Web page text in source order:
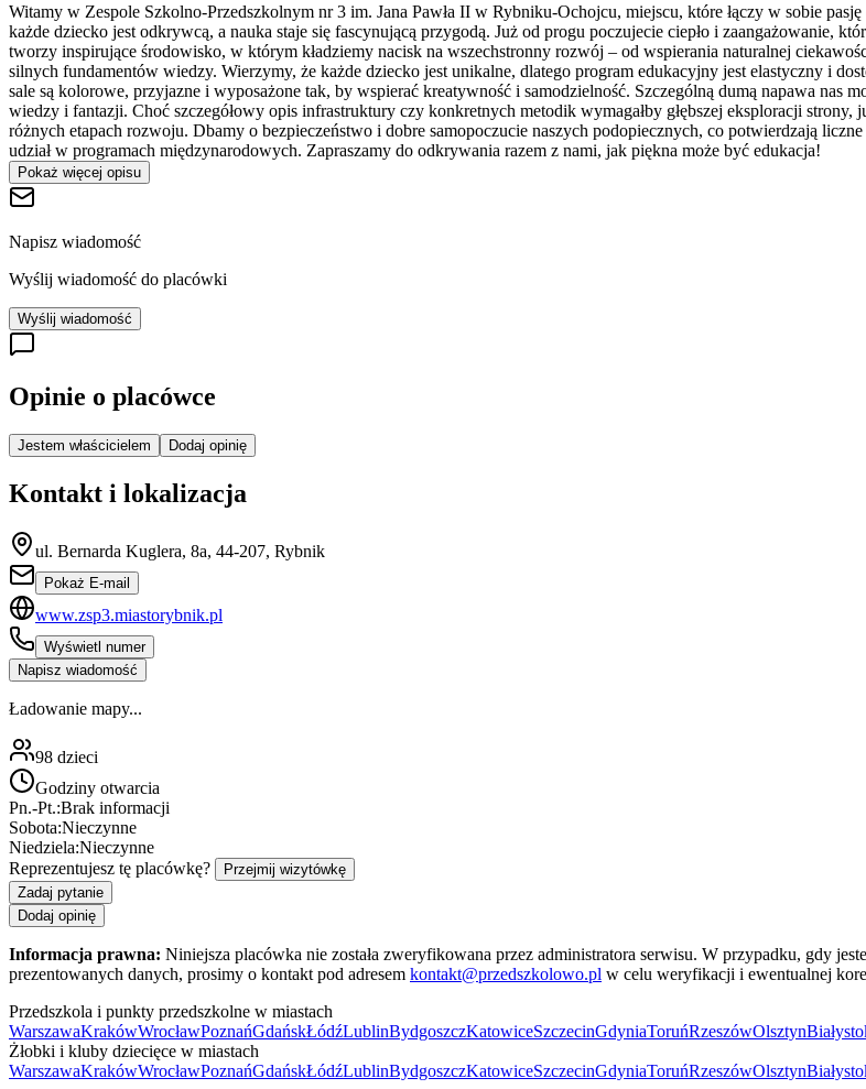
Witamy w Zespole Szkolno-Przedszkolnym nr 3 im. Jana Pawła II w Rybniku-Ochojcu, miejscu, które łączy w sobie
każde dziecko jest odkrywcą, a nauka staje się fascynującą przygodą. Już od progu poczujecie ciepło i zaangażowanie,
tworzy inspirujące środowisko, w którym kładziemy nacisk na wszechstronny rozwój – od wspierania naturalnej
silnych fundamentów wiedzy. Wierzymy, że każde dziecko jest unikalne, dlatego program edukacyjny jest elastyczny i
sale są kolorowe, przyjazne i wyposażone tak, by wspierać kreatywność i samodzielność. Szczególną dumą napawa nas
wiedzy i fantazji. Choć szczegółowy opis infrastruktury czy konkretnych metodik wymagałby głębszej eksploracji strony,
różnych etapach rozwoju. Dbamy o bezpieczeństwo i dobre samopoczucie naszych podopiecznych, co potwierdzają
udział w programach międzynarodowych. Zapraszamy do odkrywania razem z nami, jak piękna może być edukacja!
Pokaż więcej opisu
Napisz wiadomość
Wyślij wiadomość do placówki
Wyślij wiadomość
Opinie o placówce
Jestem właścicielem Dodaj opinię
Kontakt i lokalizacja
ul. Bernarda Kuglera, 8a, 44-207, Rybnik
Pokaż E-mail
www.zsp3.miastorybnik.pl
Wyświetl numer
Napisz wiadomość
Ładowanie mapy...
98 dzieci
Godziny otwarcia
Pn.-Pt.:Brak informacji
Sobota:Nieczynne
Niedziela:Nieczynne
Reprezentujesz tę placówkę?
Przejmij wizytówkę
Zadaj pytanie
Dodaj opinię
Informacja prawna: Niniejsza placówka nie została zweryfikowana przez administratora serwisu. W przypadku, gdy
prezentowanych danych, prosimy o kontakt pod adresem kontakt@przedszkolowo.pl w celu weryfikacji i ewentualnej
Przedszkola i punkty przedszkolne w miastach
WarszawaKrakówWrocławPoznańGdańskŁódźLublinBydgoszczKatowiceSzczecinGdyniaToruńRzeszówOlsztyn
Żłobki i kluby dziecięce w miastach
WarszawaKrakówWrocławPoznańGdańskŁódźLublinBydgoszczKatowiceSzczecinGdyniaToruńRzeszówOlsztyn